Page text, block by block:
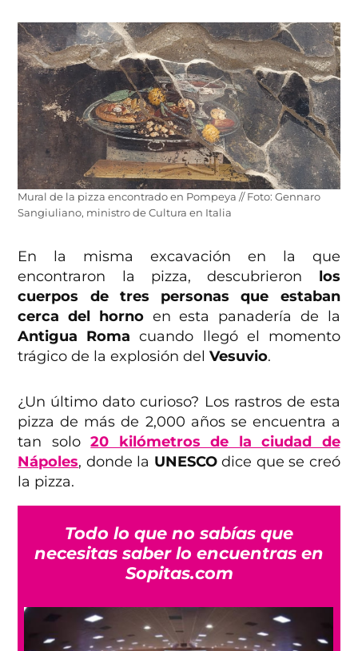
Mural de la pizza encontrado en Pompeya // Foto: Gennaro
Sangiuliano, ministro de Cultura en Italia
En la misma excavación en la que
encontraron la pizza, descubrieron los
cuerpos de tres personas que estaban
cerca del hornoen esta panadería de la
Antigua Roma cuando llegó el momento
trágico de la explosión delVesuvio.
¿Un último dato curioso? Los rastros de esta
pizza de más de 2,000 años se encuentra a
tan solo20 kilómetros de la ciudad de
Nápoles, donde la UNESCOdice que se creó
la pizza.
Todo lo que no sabías que
necesitas saber lo encuentras en
Sopitas.com